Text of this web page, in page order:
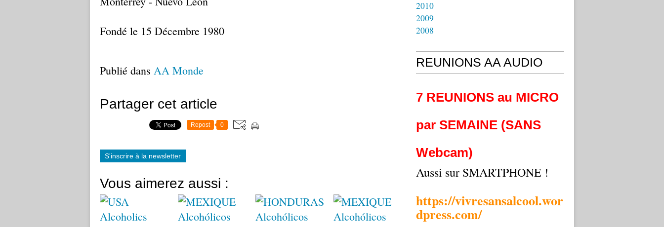
Fondé le 15 Décembre 1980
Publié dans AA Monde
Partager cet article
Repost 0
S'inscrire à la newsletter
Vous aimerez aussi :
2010
2009
2008
REUNIONS AA AUDIO
7 REUNIONS au MICRO
par SEMAINE (SANS
Webcam)
Aussi sur SMARTPHONE !
https://vivresansalcool.wor
dpress.com/